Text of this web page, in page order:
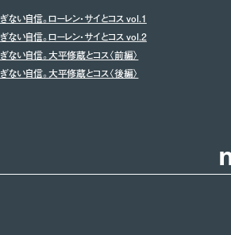
ない自信。ローレン・サイとコス vol.1
ない自信。ローレン・サイとコス vol.2
ない自信。大平修蔵とコス〈前編〉
ない自信。大平修蔵とコス〈後編〉